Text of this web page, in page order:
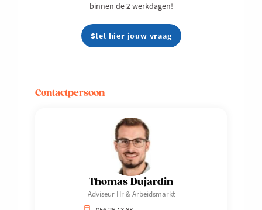
Contactpersoon
Thomas Dujardin
Adviseur Hr & Arbeidsmarkt
binnen de 2 werkdagen!
Stel hier jouw vraag